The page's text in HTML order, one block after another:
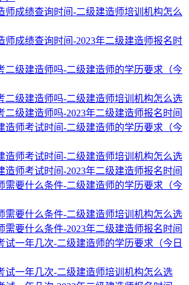
师成绩查询时间-二级建造师培训机构怎么
师成绩查询时间-2023年二级建造师报名时
二级建造师吗-二级建造师的学历要求（今
二级建造师吗-二级建造师培训机构怎么选
二级建造师吗-2023年二级建造师报名时间
造师考试时间-二级建造师的学历要求（今
造师考试时间-二级建造师培训机构怎么选
造师考试时间-2023年二级建造师报名时间
需要什么条件-二级建造师的学历要求（今
需要什么条件-二级建造师培训机构怎么选
需要什么条件-2023年二级建造师报名时间
试一年几次-二级建造师的学历要求（今日
试一年几次-二级建造师培训机构怎么选